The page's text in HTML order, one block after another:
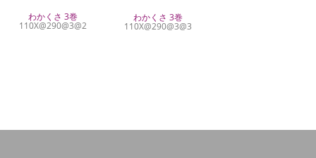
わかくさ 3巻
110X@290@3@2
わかくさ 3巻
110X@290@3@3